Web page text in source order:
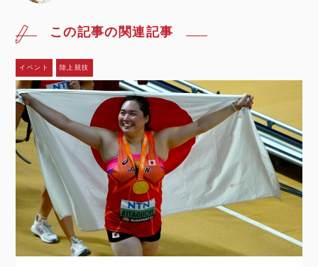
この記事の関連記事
イベント 陸上競技